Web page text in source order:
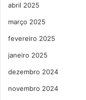
abril 2025
março 2025
fevereiro 2025
janeiro 2025
dezembro 2024
novembro 2024